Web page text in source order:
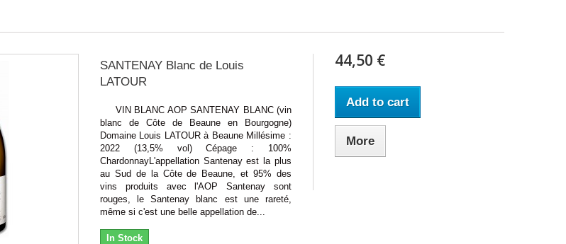
SANTENAY Blanc de Louis
LATOUR
VIN BLANC AOP SANTENAY BLANC (vin
blanc de Côte de Beaune en Bourgogne)
Domaine Louis LATOUR à Beaune Millésime :
2022 (13,5% vol) Cépage : 100%
ChardonnayL'appellation Santenay est la plus
au Sud de la Côte de Beaune, et 95% des
vins produits avec l'AOP Santenay sont
rouges, le Santenay blanc est une rareté,
même si c'est une belle appellation de...
In Stock
44,50 €
Add to cart
More